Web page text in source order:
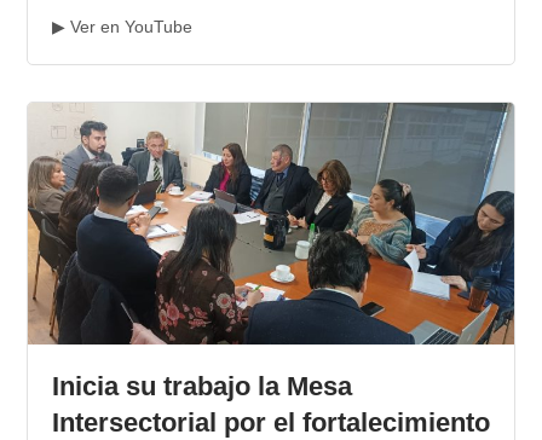
▶ Ver en YouTube
Inicia su trabajo la Mesa
Intersectorial por el fortalecimiento